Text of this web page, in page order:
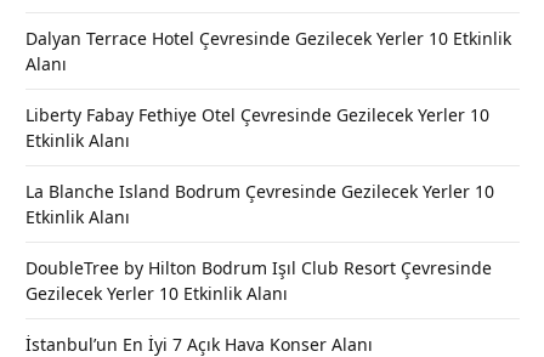
Dalyan Terrace Hotel Çevresinde Gezilecek Yerler 10 Etkinlik
Alanı
Liberty Fabay Fethiye Otel Çevresinde Gezilecek Yerler 10
Etkinlik Alanı
La Blanche Island Bodrum Çevresinde Gezilecek Yerler 10
Etkinlik Alanı
DoubleTree by Hilton Bodrum Işıl Club Resort Çevresinde
Gezilecek Yerler 10 Etkinlik Alanı
İstanbul’un En İyi 7 Açık Hava Konser Alanı